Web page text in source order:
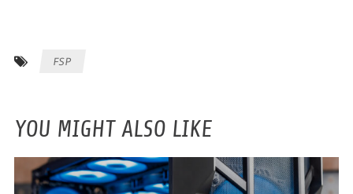
FSP
YOU MIGHT ALSO LIKE